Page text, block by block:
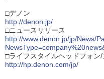
□デノン
http://denon.jp/
□ニュースリリース
http://www.denon.jp/jp/News/
□ライフスタイルヘッドフォン
http://hp.denon.com/jp/